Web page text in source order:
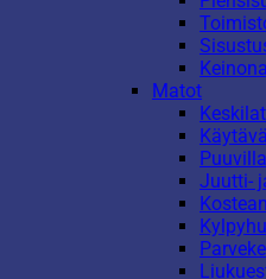
Matot
Juutti-